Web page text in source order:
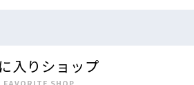
入りショップ
FAVORITE SHOP